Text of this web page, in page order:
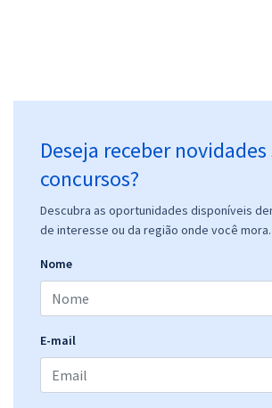
Deseja receber
concursos?
Descubra as oportunidades disponíveis
de interesse ou da região onde você mora.
Nome
E-mail